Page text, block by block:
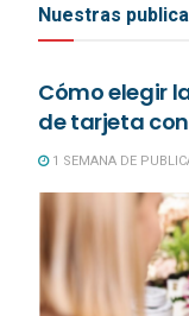
Nuestras
Cómo elegir
de tarjeta
1 SEMANA DE